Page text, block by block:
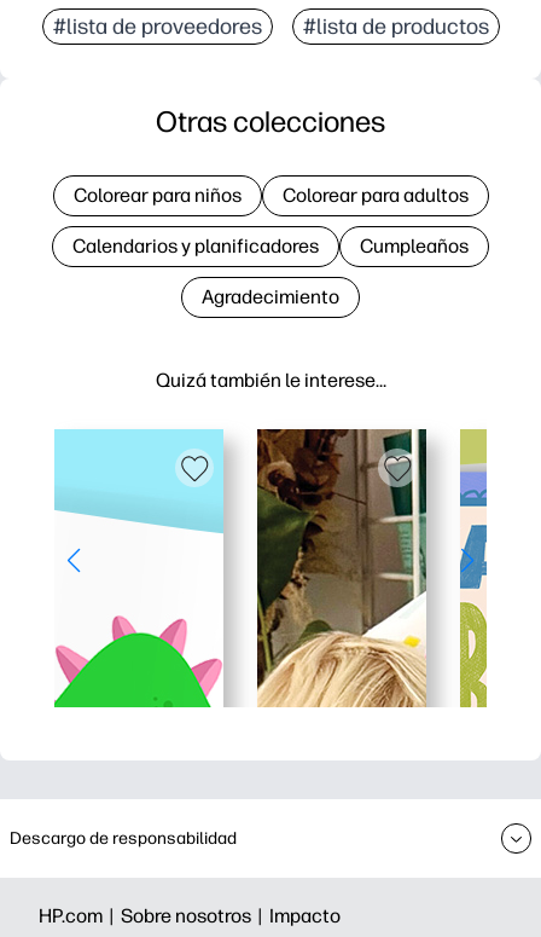
#lista de proveedores #lista de productos
Quizá también le interese…
Otras colecciones
Colorear para niños Colorear para adultos
Calendarios y planificadores Cumpleaños
Agradecimiento
Descargo de responsabilidad
HP.com | Sobre nosotros | Impacto